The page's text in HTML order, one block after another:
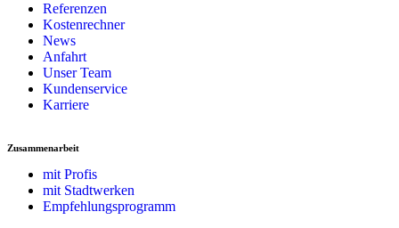
Referenzen
Kostenrechner
News
Anfahrt
Unser Team
Kundenservice
Karriere
Zusammenarbeit
mit Profis
mit Stadtwerken
Empfehlungsprogramm